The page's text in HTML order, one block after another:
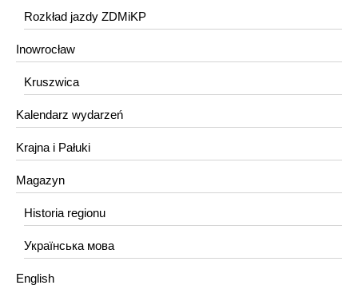
Rozkład jazdy ZDMiKP
Inowrocław
Kruszwica
Kalendarz wydarzeń
Krajna i Pałuki
Magazyn
Historia regionu
Українська мова
English